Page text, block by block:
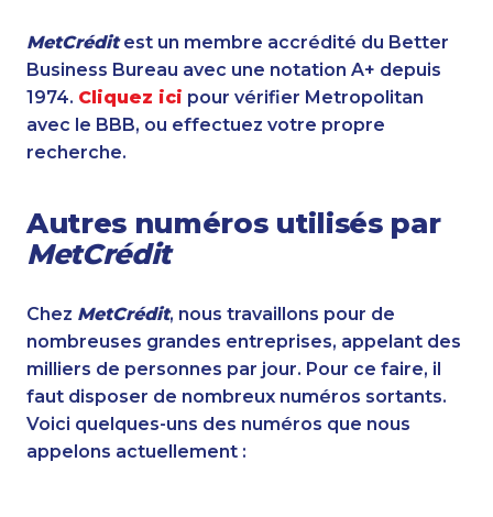
MetCréditest un membre accrédité du Better
Business Bureau avec une notation A+ depuis
1974. Cliquez ici pour vérifier Metropolitan
avec le BBB, ou effectuez votre propre
recherche.
Autres numéros utilisés par
MetCrédit
Chez MetCrédit, nous travaillons pour de
nombreuses grandes entreprises, appelant des
milliers de personnes par jour. Pour ce faire, il
faut disposer de nombreux numéros sortants.
Voici quelques-uns des numéros que nous
appelons actuellement :